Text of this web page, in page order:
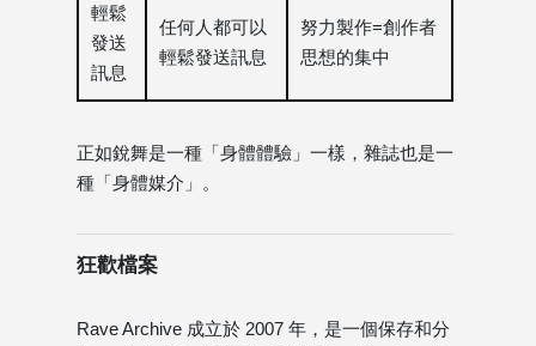
輕鬆
發送
訊息
任何人都可以
輕鬆發送訊息
努力製作=創作者
思想的集中
正如銳舞是一種「身體體驗」一樣，雜誌也是一
種「身體媒介」。
狂歡檔案
Rave Archive 成立於 2007 年，是一個保存和分